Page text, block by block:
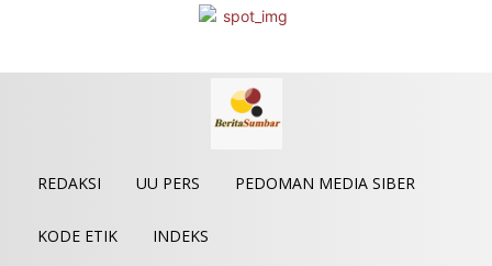
REDAKSI UU PERS PEDOMAN MEDIA SIBER
KODE ETIK
INDEKS